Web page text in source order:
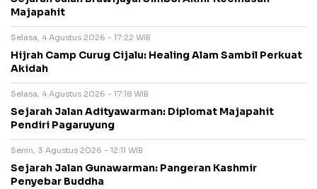
Majapahit
Selasa, 4 Agustus 2026 - 17:22 WIB
Hijrah Camp Curug Cijalu: Healing Alam Sambil Perkuat
Akidah
Selasa, 4 Agustus 2026 - 17:18 WIB
Sejarah Jalan Adityawarman: Diplomat Majapahit
Pendiri Pagaruyung
Senin, 3 Agustus 2026 - 12:11 WIB
Sejarah Jalan Gunawarman: Pangeran Kashmir
Penyebar Buddha